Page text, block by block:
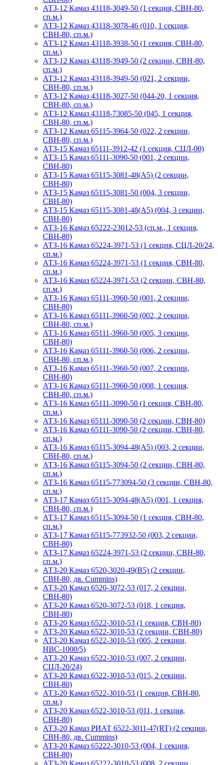
АТЗ-12 Камаз 43118-3049-50 (1 секция, СВН-80,
сп.м.)
АТЗ-12 Камаз 43118-3078-46 (010, 1 секция,
СВН-80, сп.м.)
АТЗ-12 Камаз 43118-3938-50 (1 секция, СВН-80,
сп.м.)
АТЗ-12 Камаз 43118-3949-50 (2 секции, СВН-80,
сп.м.)
АТЗ-12 Камаз 43118-3949-50 (021, 2 секции,
СВН-80, сп.м.)
АТЗ-12 Камаз 43118-3027-50 (044-20, 1 секция,
СВН-80, сп.м.)
АТЗ-12 Камаз 43118-73085-50 (045, 1 секция,
СВН-80, сп.м.)
АТЗ-12 Камаз 65115-3964-50 (022, 2 секции,
СВН-80, сп.м.)
АТЗ-15 Камаз 65111-3912-42 (1 секция, СЦЛ-00)
АТЗ-15 Камаз 65111-3090-50 (001, 2 секции,
СВН-80)
АТЗ-15 Камаз 65115-3081-48(А5) (2 секции,
СВН-80)
АТЗ-15 Камаз 65115-3081-50 (004, 3 секции,
СВН-80)
АТЗ-15 Камаз 65115-3081-48(А5) (004, 3 секции,
СВН-80)
АТЗ-16 Камаз 65222-23012-53 (сп.м., 1 секция,
СВН-80)
АТЗ-16 Камаз 65224-3971-53 (1 секция, СЦЛ-20/24,
сп.м.)
АТЗ-16 Камаз 65224-3971-53 (1 секция, СВН-80,
сп.м.)
АТЗ-16 Камаз 65224-3971-53 (2 секции, СВН-80,
сп.м.)
АТЗ-16 Камаз 65111-3960-50 (001, 2 секции,
СВН-80)
АТЗ-16 Камаз 65111-3960-50 (002, 2 секции,
СВН-80, сп.м.)
АТЗ-16 Камаз 65111-3960-50 (005, 3 секции,
СВН-80)
АТЗ-16 Камаз 65111-3960-50 (006, 2 секции,
СВН-80, сп.м.)
АТЗ-16 Камаз 65111-3960-50 (007, 2 секции,
СВН-80)
АТЗ-16 Камаз 65111-3960-50 (008, 1 секция,
СВН-80, сп.м.)
АТЗ-16 Камаз 65111-3090-50 (1 секция, СВН-80,
сп.м.)
АТЗ-16 Камаз 65111-3090-50 (2 секции, СВН-80)
АТЗ-16 Камаз 65111-3090-50 (2 секции, СВН-80,
сп.м.)
АТЗ-16 Камаз 65115-3094-48(A5) (003, 2 секции,
СВН-80, сп.м.)
АТЗ-16 Камаз 65115-3094-50 (2 секции, СВН-80,
сп.м.)
АТЗ-16 Камаз 65115-773094-50 (3 секции, СВН-80,
сп.м.)
АТЗ-17 Камаз 65115-3094-48(A5) (001, 1 секция,
СВН-80, сп.м.)
АТЗ-17 Камаз 65115-3094-50 (1 секция, СВН-80,
сп.м.)
АТЗ-17 Камаз 65115-773932-50 (003, 2 секции,
СВН-80)
АТЗ-17 Камаз 65224-3971-53 (2 секции, СВН-80,
сп.м.)
АТЗ-20 Камаз 6520-3020-49(B5) (2 секции,
СВН-80, дв. Cummins)
АТЗ-20 Камаз 6520-3072-53 (017, 2 секции,
СВН-80)
АТЗ-20 Камаз 6520-3072-53 (018, 1 секция,
СВН-80)
АТЗ-20 Камаз 6522-3010-53 (1 секция, СВН-80)
АТЗ-20 Камаз 6522-3010-53 (2 секции, СВН-80)
АТЗ-20 Камаз 6522-3010-53 (005, 2 секции,
НВС-1000/5)
АТЗ-20 Камаз 6522-3010-53 (007, 2 секции,
СЦЛ-20/24)
АТЗ-20 Камаз 6522-3010-53 (015, 2 секции,
СВН-80)
АТЗ-20 Камаз 6522-3010-53 (1 секция, СВН-80,
сп.м.)
АТЗ-20 Камаз 6522-3010-53 (011, 1 секция,
СВН-80)
АТЗ-20 Камаз РИАТ 6522-3011-47(RT) (2 секции,
СВН-80, дв. Cummins)
АТЗ-20 Камаз 65222-3010-53 (004, 1 секция,
СВН-80)
АТЗ-20 Камаз 65222-3010-53 (008, 2 секции,